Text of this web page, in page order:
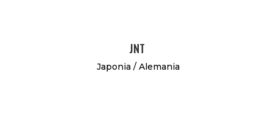
JNT
Japonia / Alemania